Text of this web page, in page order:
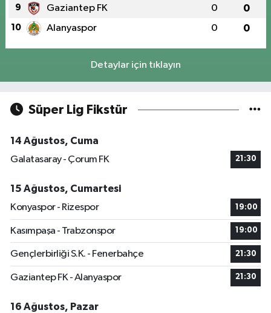
9 Gaziantep FK 0 0
10 Alanyaspor 0 0
Detaylar için tıklayın
Süper Lig Fikstür
14 Ağustos, Cuma
Galatasaray - Çorum FK
21:30
15 Ağustos, Cumartesi
Konyaspor - Rizespor
19:00
Kasımpaşa - Trabzonspor 19:00
Gençlerbirliği S.K. - Fenerbahçe 21:30
Gaziantep FK - Alanyaspor 21:30
16 Ağustos, Pazar